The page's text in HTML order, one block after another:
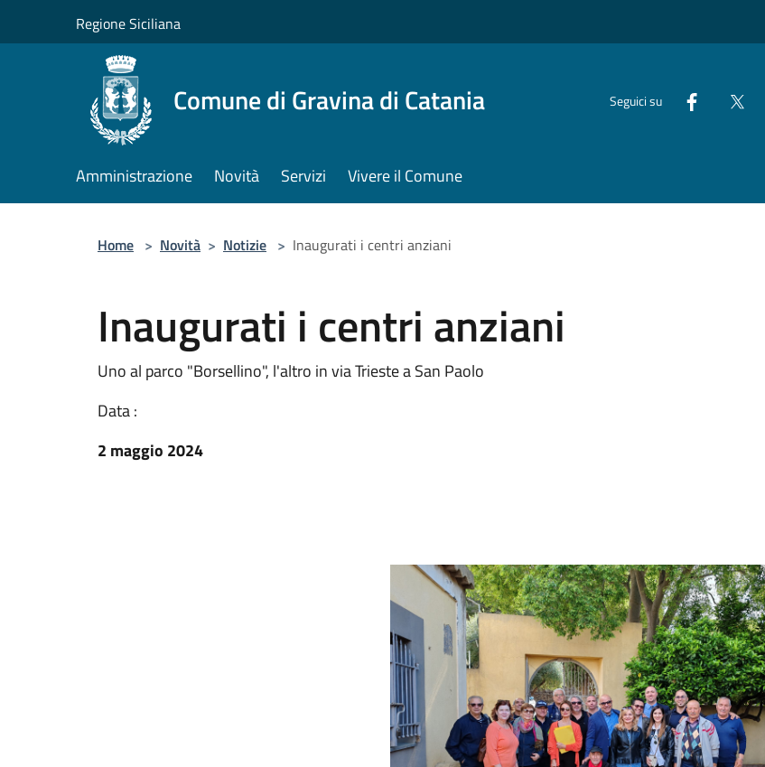
Regione Siciliana
Comune di Gravina di Catania Seguici su
Amministrazione Novità Servizi Vivere il Comune
Home > Novità > Notizie > Inaugurati i centri anziani
Inaugurati i centri anziani
Uno al parco "Borsellino", l'altro in via Trieste a San Paolo
Data :
2 maggio 2024